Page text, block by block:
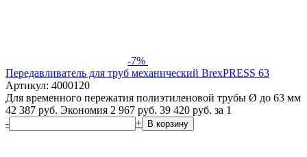
-7%
Передавливатель для труб механический BrexPRESS 63
Артикул: 4000120
Для временного пережатия полиэтиленовой трубы Ø до 63 мм
42 387 руб. Экономия 2 967 руб. 39 420 руб. за 1
-
+ В корзину